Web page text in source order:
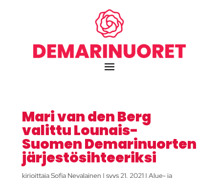
Mari van den Berg
valittu Lounais-
Suomen Demarinuorten
järjestösihteeriksi
kirjoittajaSofia Nevalainen | syys 21, 2021| Alue- ja